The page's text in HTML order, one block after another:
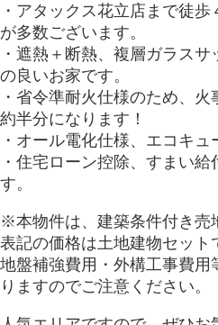
・アタックス花立店まで徒
が多数ございます。
・遮熱＋断熱、複層ガラス
の良いお家です。
・省令準耐火仕様のため、
約半分になります！
・オール電化仕様、エコキュ
・住宅ローン控除、すまい
す。
※本物件は、建築条件付き売
表記の価格は土地建物セット
地盤補強費用・外構工事費用
りますのでご注意ください。